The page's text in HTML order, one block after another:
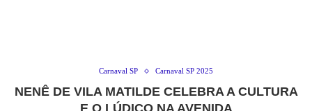
Carnaval SP Carnaval SP 2025
NENÊ DE VILA MATILDE CELEBRA A CULTURA